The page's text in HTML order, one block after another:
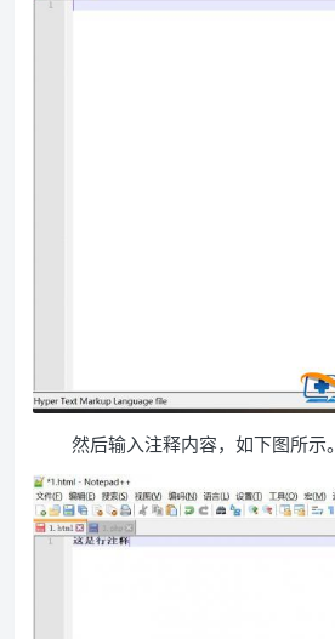
然后输入注释内容，如下图所示。